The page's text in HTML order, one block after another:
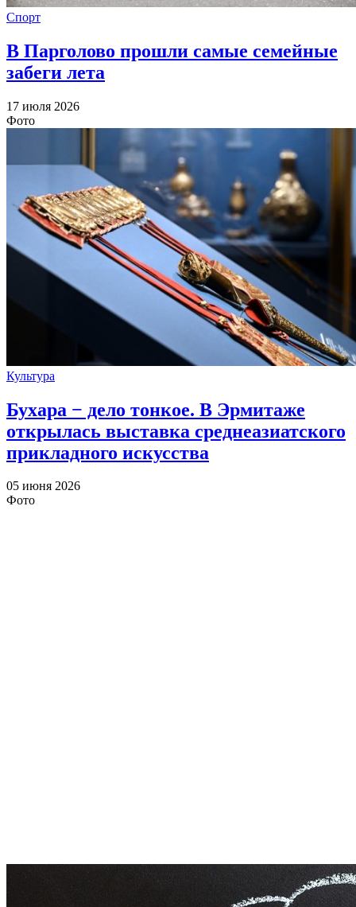
Спорт
В Парголово прошли самые семейные
забеги лета
17 июля 2026
Фото
Культура
Бухара − дело тонкое. В Эрмитаже
открылась выставка среднеазиатского
прикладного искусства
05 июня 2026
Фото